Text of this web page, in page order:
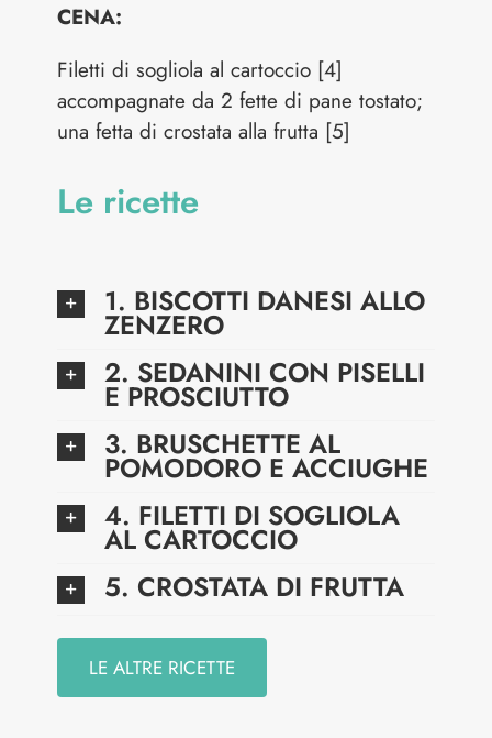
CENA:
Filetti di sogliola al cartoccio [4]
accompagnate da 2 fette di pane tostato;
una fetta di crostata alla frutta [5]
Le ricette
1. BISCOTTI DANESI ALLO
ZENZERO
2. SEDANINI CON PISELLI
E PROSCIUTTO
3. BRUSCHETTE AL
POMODORO E ACCIUGHE
4. FILETTI DI SOGLIOLA
AL CARTOCCIO
5. CROSTATA DI FRUTTA
LE ALTRE RICETTE